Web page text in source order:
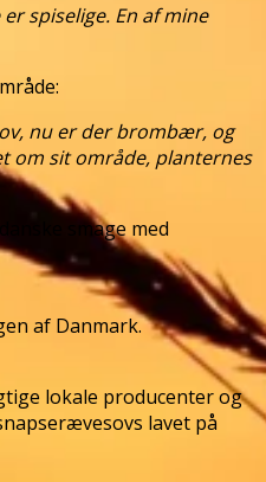
spiselige. En af mine
nu er der brombær, og
om sit område, planternes
smage med
af Danmark.
lokale producenter og
lavet på